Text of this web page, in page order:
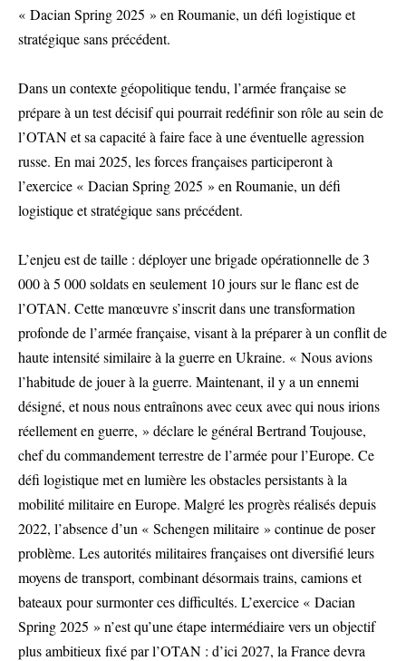
« Dacian Spring 2025 » en Roumanie, un défi logistique et
stratégique sans précédent.
Dans un contexte géopolitique tendu, l’armée française se
prépare à un test décisif qui pourrait redéfinir son rôle au sein de
l’OTAN et sa capacité à faire face à une éventuelle agression
russe. En mai 2025, les forces françaises participeront à
l’exercice « Dacian Spring 2025 » en Roumanie, un défi
logistique et stratégique sans précédent.
L’enjeu est de taille : déployer une brigade opérationnelle de 3
000 à 5 000 soldats en seulement 10 jours sur le flanc est de
l’OTAN. Cette manœuvre s’inscrit dans une transformation
profonde de l’armée française, visant à la préparer à un conflit de
haute intensité similaire à la guerre en Ukraine. « Nous avions
l’habitude de jouer à la guerre. Maintenant, il y a un ennemi
désigné, et nous nous entraînons avec ceux avec qui nous irions
réellement en guerre, » déclare le général Bertrand Toujouse,
chef du commandement terrestre de l’armée pour l’Europe. Ce
défi logistique met en lumière les obstacles persistants à la
mobilité militaire en Europe. Malgré les progrès réalisés depuis
2022, l’absence d’un « Schengen militaire » continue de poser
problème. Les autorités militaires françaises ont diversifié leurs
moyens de transport, combinant désormais trains, camions et
bateaux pour surmonter ces difficultés. L’exercice « Dacian
Spring 2025 » n’est qu’une étape intermédiaire vers un objectif
plus ambitieux fixé par l’OTAN : d’ici 2027, la France devra